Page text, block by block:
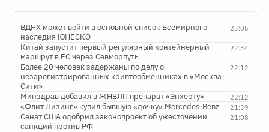
23:05
ВДНХ может войти в основной список Всемирного
наследия ЮНЕСКО
22:34
Китай запустит первый регулярный контейнерный
маршрут в ЕС через Севморпуть
22:12
Более 20 человек задержаны по делу о
незарегистрированных криптообменниках в «Москва-
Сити»
22:12
Минздрав добавил в ЖНВЛП препарат «Энхерту»
21:39
«Флит Лизинг» купил бывшую «дочку» Mercedes-Benz
21:08
Сенат США одобрил законопроект об ужесточении
санкций против РФ